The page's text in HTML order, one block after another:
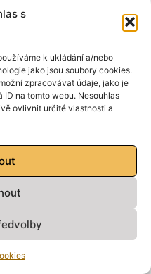
s
k ukládání a/nebo
jako jsou soubory cookies.
zpracovávat údaje, jako je
na tomto webu. Nesouhlas
ovlivnit určité vlastnosti a